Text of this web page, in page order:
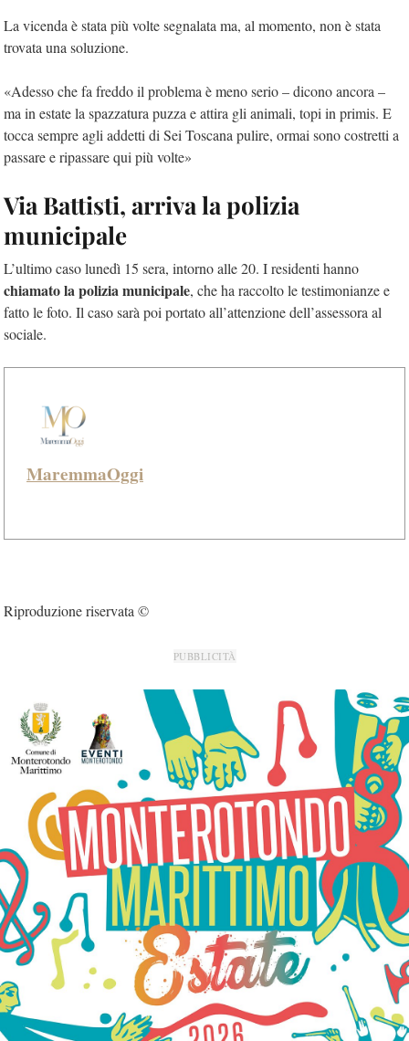
La vicenda è stata più volte segnalata ma, al momento, non è stata
trovata una soluzione.
«Adesso che fa freddo il problema è meno serio – dicono ancora –
ma in estate la spazzatura puzza e attira gli animali, topi in primis. E
tocca sempre agli addetti di Sei Toscana pulire, ormai sono costretti a
passare e ripassare qui più volte»
Via Battisti, arriva la polizia
municipale
L’ultimo caso lunedì 15 sera, intorno alle 20. I residenti hanno
chiamato la polizia municipale, che ha raccolto le testimonianze e
fatto le foto. Il caso sarà poi portato all’attenzione dell’assessora al
sociale.
MaremmaOggi
Riproduzione riservata ©
PUBBLICITÀ